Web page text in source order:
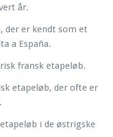
år.
der er kendt som et
a España.
fransk etapeløb.
etapeløb, der ofte er
i de østrigske